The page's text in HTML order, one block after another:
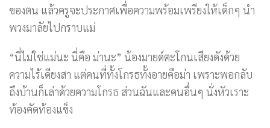
ของตน แล้วครูจะประกาศเพื่อความพร้อมเพรียงให้เด็กๆ นำ
พวงมาลัยไปกราบแม่
“นี่ไม่ใช่แม่นะ นี่คือ ม่านะ” น้องมายด์ตะโกนเสียงดังด้วย
ความไร้เดียงสา แต่คนที่ทั้งโกรธทั้งอายคือม่า เพราะพอกลับ
ถึงบ้านก็เล่าด้วยความโกรธ ส่วนฉันและคนอื่นๆ นั่งหัวเราะ
ท้องคัดท้องแข็ง